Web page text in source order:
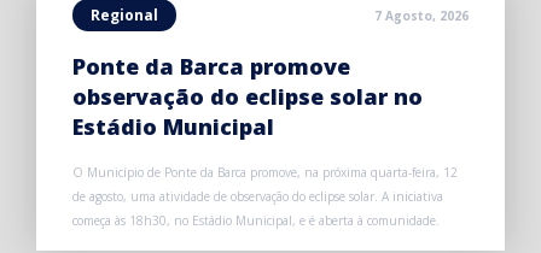
Regional 7 Agosto, 2026
Ponte da Barca promove
observação do eclipse solar no
Estádio Municipal
O Município de Ponte da Barca promove, na próxima quarta-feira, 12
de agosto, uma atividade de observação do eclipse solar. A iniciativa
começa às 18h30, no Estádio Municipal, e é aberta à comunidade.